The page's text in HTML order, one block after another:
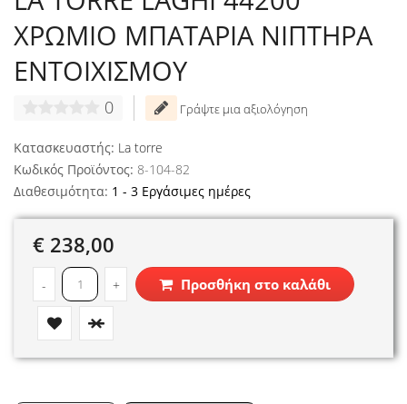
ΧΡΩΜΙΟ ΜΠΑΤΑΡΙΑ ΝΙΠΤΗΡΑ
ΕΝΤΟΙΧΙΣΜΟΥ
0 Γράψτε μια αξιολόγηση
Κατασκευαστής: La torre
Κωδικός Προϊόντος: 8-104-82
Διαθεσιμότητα: 1 - 3 Εργάσιμες ημέρες
€ 238,00
- + Προσθήκη στο καλάθι